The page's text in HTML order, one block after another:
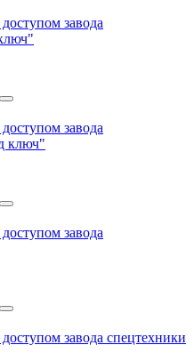
завода
завода
ключ"
завода
завода спецтехники